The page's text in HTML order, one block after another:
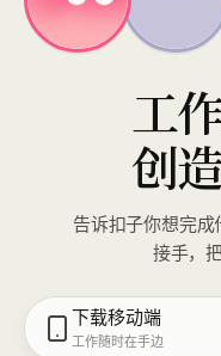
工
创
告诉扣子你想完
接手，
下载移动端
工作随时在手边